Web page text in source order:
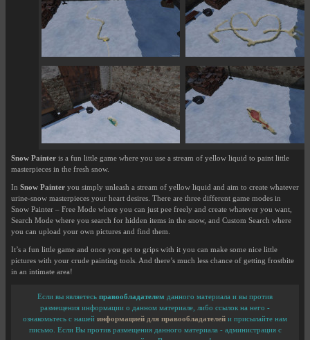
Snow Painter is a fun little game where you use a stream of yellow liquid to paint little
masterpieces in the fresh snow.
In Snow Painter you simply unleash a stream of yellow liquid and aim to create whatever
urine-snow masterpieces your heart desires. There are three different game modes in
Snow Painter – Free Mode where you can just pee freely and create whatever you want,
Search Mode where you search for hidden items in the snow, and Custom Search where
you can upload your own pictures and find them.
It’s a fun little game and once you get to grips with it you can make some nice little
pictures with your crude painting tools. And there’s much less chance of getting frostbite
in an intimate area!
Если вы являетесь правообладателем данного материала и вы против
размещения информации о данном материале, либо ссылок на него -
ознакомьтесь с нашей информацией для правообладателей и присылайте нам
письмо. Если Вы против размещения данного материала - администрация с